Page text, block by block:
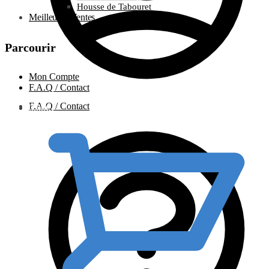
F.A.Q / Contact
Housse de Tabouret
Meilleures Ventes
Parcourir
Mon Compte
F.A.Q / Contact
0.00€